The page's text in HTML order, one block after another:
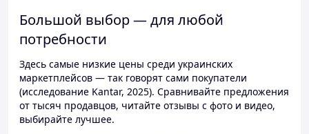
Большой выбор — для любой
потребности
Здесь самые низкие цены среди украинских
маркетплейсов — так говорят сами покупатели
(исследование Kantar, 2025). Сравнивайте предложения
от тысяч продавцов, читайте отзывы с фото и видео,
выбирайте лучшее.